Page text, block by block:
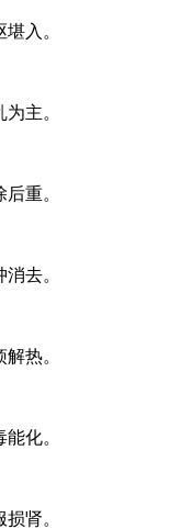
入。
主。
重。
去。
热。
化。
肾。